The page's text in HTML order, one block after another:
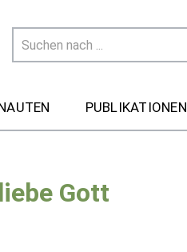
PUBLIKATIONEN
Gott